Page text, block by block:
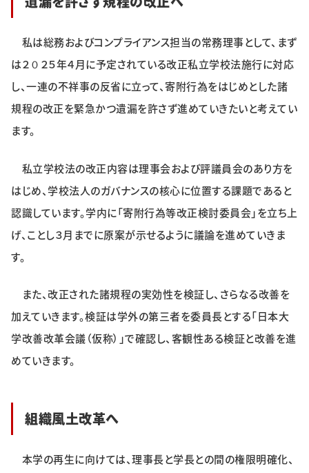
私は総務およびコンプライアンス担当の常務理事として、まず
は２０２５年４月に予定されている改正私立学校法施行に対応
し、一連の不祥事の反省に立って、寄附行為をはじめとした諸
規程の改正を緊急かつ遺漏を許さず進めていきたいと考えてい
ます。
私立学校法の改正内容は理事会および評議員会のあり方を
はじめ、学校法人のガバナンスの核心に位置する課題であると
認識しています。学内に「寄附行為等改正検討委員会」を立ち上
げ、ことし３月までに原案が示せるように議論を進めていきま
す。
また、改正された諸規程の実効性を検証し、さらなる改善を
加えていきます。検証は学外の第三者を委員長とする「日本大
学改善改革会議（仮称）」で確認し、客観性ある検証と改善を進
めていきます。
組織風土改革へ
本学の再生に向けては、理事長と学長との間の権限明確化、